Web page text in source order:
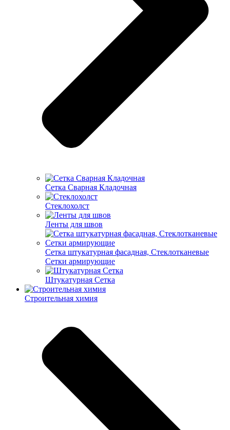
Cетка Сварная Кладочная
Cтеклохолст
Ленты для швов
Сетка штукатурная фасадная, Стеклотканевые
Сетки армирующие
Штукатурная Сетка
Строительная химия